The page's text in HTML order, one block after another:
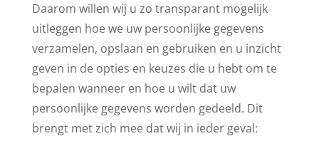
Daarom willen wij u zo transparant mogelijk
uitleggen hoe we uw persoonlijke gegevens
verzamelen, opslaan en gebruiken en u inzicht
geven in de opties en keuzes die u hebt om te
bepalen wanneer en hoe u wilt dat uw
persoonlijke gegevens worden gedeeld. Dit
brengt met zich mee dat wij in ieder geval: